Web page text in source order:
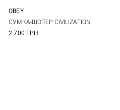
One Size
OBEY
СУМКА-ШОПЕР CIVILIZATION
2 700 ГРН